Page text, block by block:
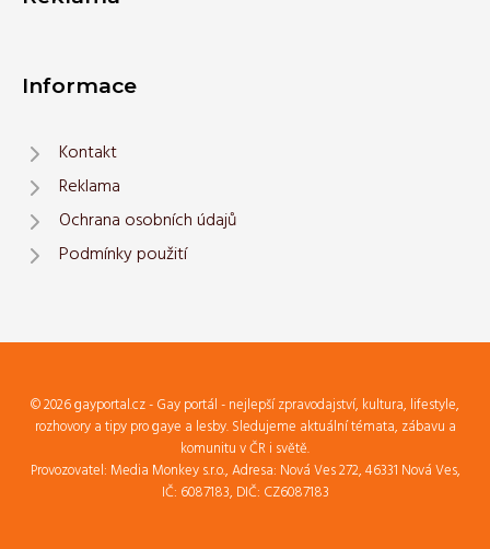
Informace
Kontakt
Reklama
Ochrana osobních údajů
Podmínky použití
© 2026 gayportal.cz - Gay portál - nejlepší zpravodajství, kultura, lifestyle,
rozhovory a tipy pro gaye a lesby. Sledujeme aktuální témata, zábavu a
komunitu v ČR i světě.
Provozovatel: Media Monkey s.r.o., Adresa: Nová Ves 272, 46331 Nová Ves,
IČ: 6087183, DIČ: CZ6087183